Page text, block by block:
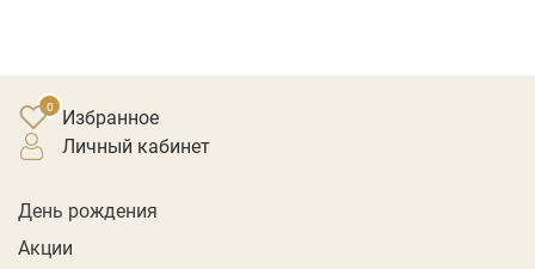
Избранное
личный кабинет
День рождения
Акции